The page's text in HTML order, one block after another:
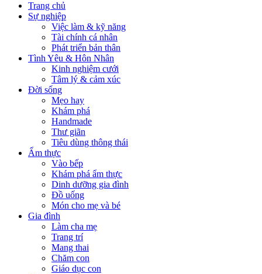
Trang chủ
Sự nghiệp
Việc làm & kỹ năng
Tài chính cá nhân
Phát triển bản thân
Tình Yêu & Hôn Nhân
Kinh nghiệm cưới
Tâm lý & cảm xúc
Đời sống
Mẹo hay
Khám phá
Handmade
Thư giãn
Tiêu dùng thông thái
Ẩm thực
Vào bếp
Khám phá ẩm thực
Dinh dưỡng gia đình
Đồ uống
Món cho mẹ và bé
Gia đình
Làm cha mẹ
Trang trí
Mang thai
Chăm con
Giáo dục con